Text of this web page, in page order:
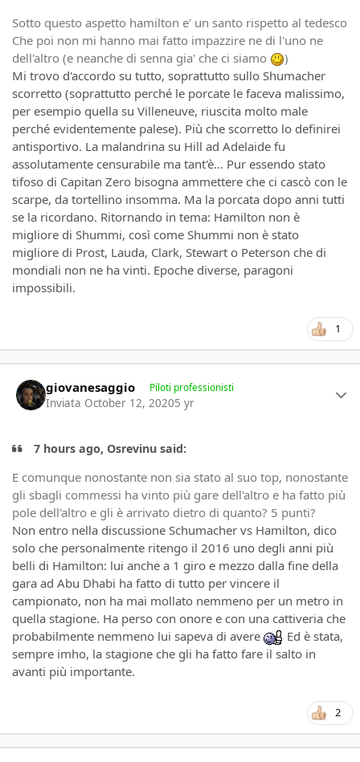
Sotto questo aspetto hamilton e' un santo rispetto al tedesco
Che poi non mi hanno mai fatto impazzire ne di l'uno ne
dell'altro (e neanche di senna gia' che ci siamo
)
Mi trovo d'accordo su tutto, soprattutto sullo Shumacher
scorretto (soprattutto perché le porcate le faceva malissimo,
per esempio quella su Villeneuve, riuscita molto male
perché evidentemente palese). Più che scorretto lo definirei
antisportivo. La malandrina su Hill ad Adelaide fu
assolutamente censurabile ma tant'è... Pur essendo stato
tifoso di Capitan Zero bisogna ammettere che ci cascò con le
scarpe, da tortellino insomma. Ma la porcata dopo anni tutti
se la ricordano. Ritornando in tema: Hamilton non è
migliore di Shummi, così come Shummi non è stato
migliore di Prost, Lauda, Clark, Stewart o Peterson che di
mondiali non ne ha vinti. Epoche diverse, paragoni
impossibili.
1
giovanesaggio Piloti professionisti
Inviata October 12, 20205 yr
7 hours ago, Osrevinu said:
E comunque nonostante non sia stato al suo top, nonostante
gli sbagli commessi ha vinto più gare dell'altro e ha fatto più
pole dell'altro e gli è arrivato dietro di quanto? 5 punti?
Non entro nella discussione Schumacher vs Hamilton, dico
solo che personalmente ritengo il 2016 uno degli anni più
belli di Hamilton: lui anche a 1 giro e mezzo dalla fine della
gara ad Abu Dhabi ha fatto di tutto per vincere il
campionato, non ha mai mollato nemmeno per un metro in
quella stagione. Ha perso con onore e con una cattiveria che
probabilmente nemmeno lui sapeva di avere
Ed è stata,
sempre imho, la stagione che gli ha fatto fare il salto in
avanti più importante.
2